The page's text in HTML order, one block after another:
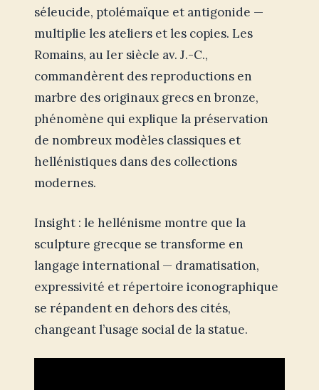
séleucide, ptolémaïque et antigonide —
multiplie les ateliers et les copies. Les
Romains, au Ier siècle av. J.-C.,
commandèrent des reproductions en
marbre des originaux grecs en bronze,
phénomène qui explique la préservation
de nombreux modèles classiques et
hellénistiques dans des collections
modernes.
Insight : le hellénisme montre que la
sculpture grecque se transforme en
langage international — dramatisation,
expressivité et répertoire iconographique
se répandent en dehors des cités,
changeant l’usage social de la statue.